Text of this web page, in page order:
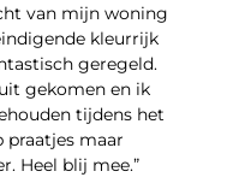
van mijn woning
kleurrijk
geregeld.
gekomen en ik
tijdens het
praatjes maar
Heel blij mee.”